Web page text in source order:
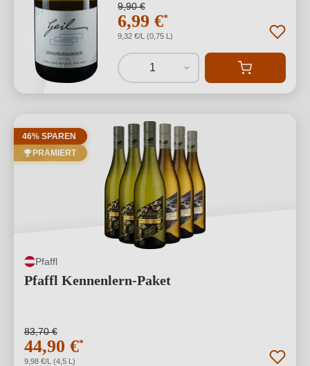
9,90 €
6,99 €*
9,32 €/L (0,75 L)
1
46% SPAREN
PRÄMIERT
Pfaffl
Pfaffl Kennenlern-Paket
83,70 €
44,90 €*
9,98 €/L (4,5 L)